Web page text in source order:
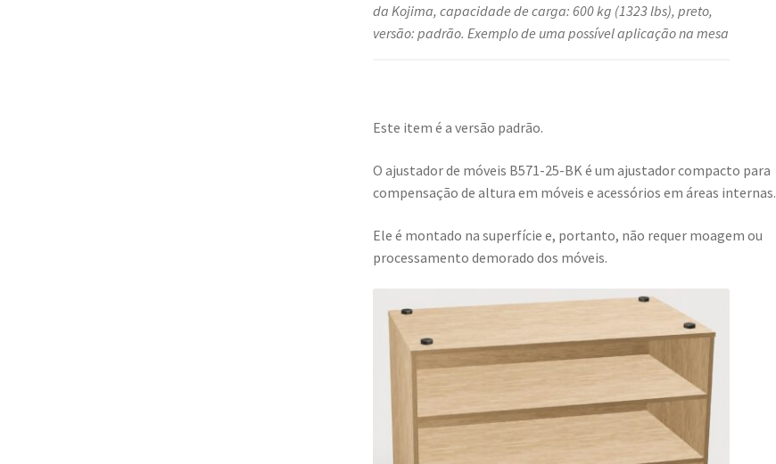
da Kojima, capacidade de carga: 600 kg (1323 lbs), preto,
versão: padrão. Exemplo de uma possível aplicação na mesa
Este item é a versão padrão.
O ajustador de móveis B571-25-BK é um ajustador compacto para
compensação de altura em móveis e acessórios em áreas internas.
Ele é montado na superfície e, portanto, não requer moagem ou
processamento demorado dos móveis.